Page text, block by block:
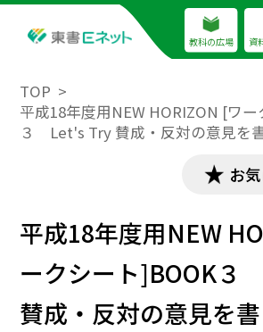
教科の広場 資
TOP
平成18年度用NEW HORIZON [ワ
３ Let's Try 賛成・反対の意見を
お
平成18年度用NEW
ークシート]BOOK
賛成・反対の意見を